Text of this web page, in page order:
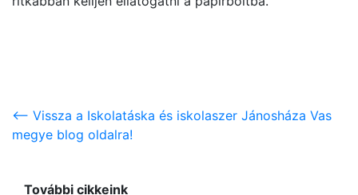
<-- Vissza a Iskolatáska és iskolaszer Jánosháza Vas
megye blog oldalra!
További cikkeink